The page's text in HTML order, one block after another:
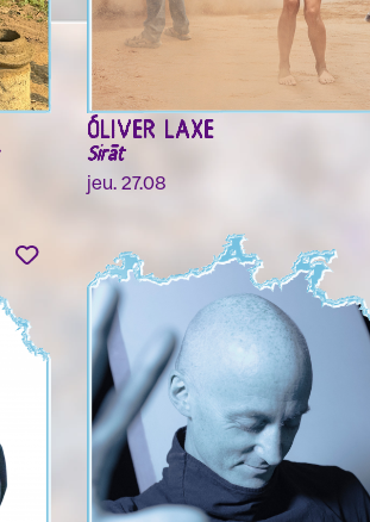
ÓLIVER LAXE
Sirāt
jeu. 27.08